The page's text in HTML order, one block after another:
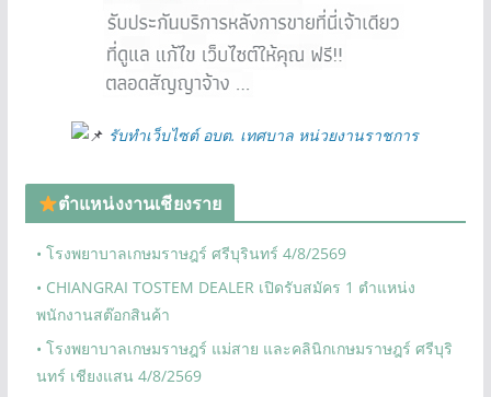
รับทำเว็บไซต์ อบต. เทศบาล หน่วยงานราชการ
ตำแหน่งงานเชียงราย
• โรงพยาบาลเกษมราษฎร์ ศรีบุรินทร์ 4/8/2569
• CHIANGRAI TOSTEM DEALER เปิดรับสมัคร 1 ตำแหน่ง
พนักงานสต๊อกสินค้า
• โรงพยาบาลเกษมราษฎร์ แม่สาย และคลินิกเกษมราษฎร์ ศรีบุริ
นทร์ เชียงแสน 4/8/2569